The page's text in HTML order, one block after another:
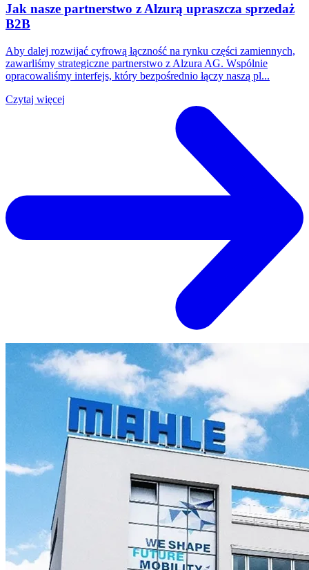
Jak nasze partnerstwo z Alzurą upraszcza sprzedaż
B2B
Aby dalej rozwijać cyfrową łączność na rynku części zamiennych,
zawarliśmy strategiczne partnerstwo z Alzura AG. Wspólnie
opracowaliśmy interfejs, który bezpośrednio łączy naszą pl...
Czytaj więcej